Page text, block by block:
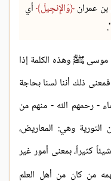
عمران وَالإِنجِيلَ أي
موسى ﷺ وهذه الكلمة إذا
ذلك أننا لسنا بحاجة
- رحمهم الله - منهم من
وهي: المعاريض،
كثيراً، بمعنى أمور غير
من كان من أهل العلم